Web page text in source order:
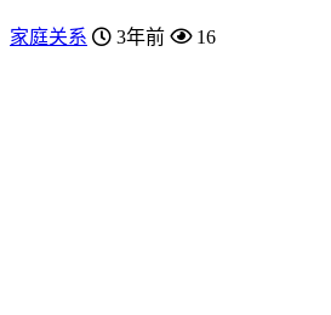
家庭关系 3年前 16